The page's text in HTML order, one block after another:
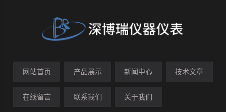
网站首页 产品展示 新闻中心 技术文章
在线留言 联系我们 关于我们